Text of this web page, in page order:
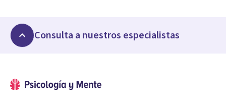
Consulta a nuestros especialistas